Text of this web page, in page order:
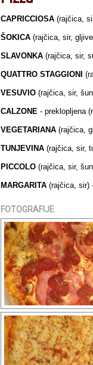
CAPRICCIOSA (rajčica,
ŠOKICA (rajčica, sir,
SLAVONKA (rajčica, sir,
QUATTRO STAGGIONI
VESUVIO (rajčica, sir,
CALZONE - preklopljena
VEGETARIANA (rajčica,
TUNJEVINA (rajčica, sir,
PICCOLO (rajčica, sir,
MARGARITA (rajčica, sir)
FOTOGRAFIJE